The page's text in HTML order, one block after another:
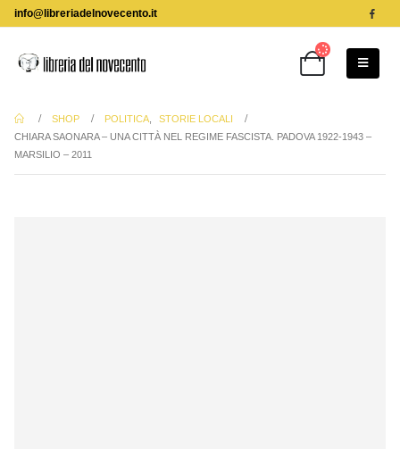
info@libreriadelnovecento.it
SHOP POLITICA
STORIE LOCALI
CHIARA SAONARA – UNA CITTÀ NEL REGIME FASCISTA. PADOVA 1922-1943 –
MARSILIO – 2011